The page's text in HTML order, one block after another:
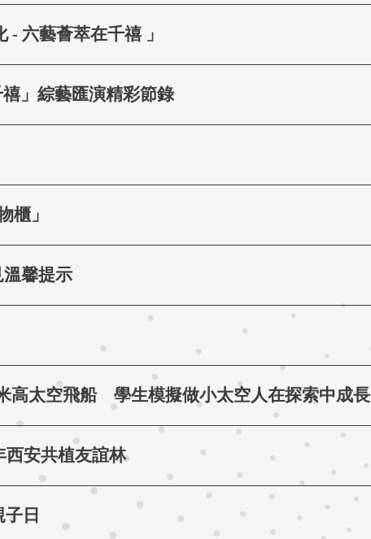
- 六藝薈萃在千禧 」
」綜藝匯演精彩節錄
櫃」
馨提示
高太空飛船 學生模擬做小太空人在探索中成長
西安共植友誼林
日